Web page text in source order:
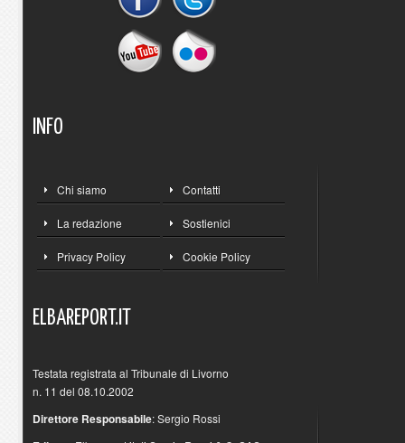
INFO
Chi siamo Contatti
La redazione Sostienici
Privacy Policy Cookie Policy
ELBAREPORT.IT
Testata registrata al Tribunale di Livorno
n. 11 del 08.10.2002
Direttore Responsabile: Sergio Rossi